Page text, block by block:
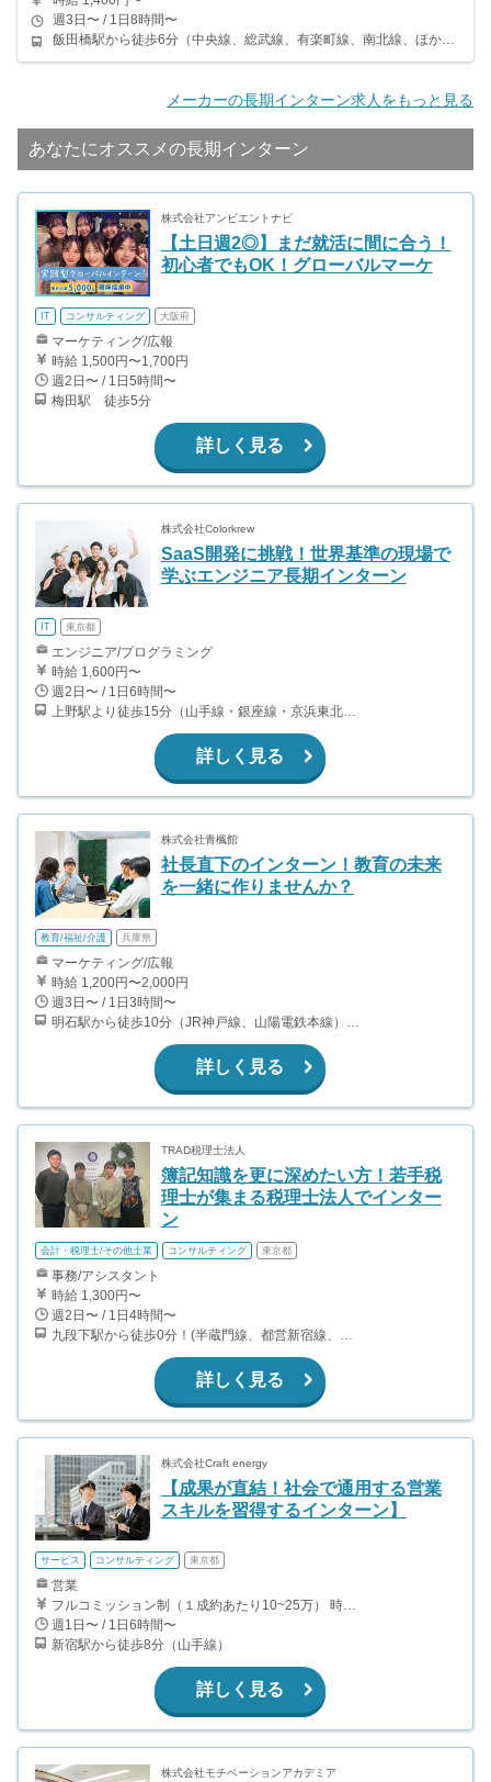
週3日〜 / 1日8時間〜
飯田橋駅から徒歩6分（中央線、総武線、有楽町線、南北線、ほか） 市ケ谷駅から徒歩8分（中央線、総武線、有楽町線、都営新宿線、南北線） 牛込神楽坂駅から徒歩9分（都営大江戸線）
メーカーの長期インターン求人をもっと見る
あなたにオススメの長期インターン
株式会社アンビエントナビ
【土日週2◎】まだ就活に間に合う！
初心者でもOK！グローバルマーケ
IT コンサルティング 大阪府
マーケティング/広報
時給 1,500円〜1,700円
週2日〜 / 1日5時間〜
梅田駅 徒歩5分
詳しく見る
株式会社Colorkrew
SaaS開発に挑戦！世界基準の現場で
学ぶエンジニア長期インターン
IT 東京都
エンジニア/プログラミング
時給 1,600円〜
週2日〜 / 1日6時間〜
上野駅より徒歩15分（山手線・銀座線・京浜東北線ほか） 新御徒町駅より徒歩3分（大江戸線・つくばエクスプレス） 御徒町駅より徒歩15分(山手線・京浜東北線) 浅草橋駅より徒歩15分（総武線・浅草線）
詳しく見る
株式会社青楓館
社長直下のインターン！教育の未来
を一緒に作りませんか？
教育/福祉/介護 兵庫県
マーケティング/広報
時給 1,200円〜2,000円
週3日〜 / 1日3時間〜
詳しく見る
TRAD税理士法人
簿記知識を更に深めたい方！若手税
理士が集まる税理士法人でインター
ン
会計・税理士/その他士業 コンサルティング 東京都
事務/アシスタント
時給 1,300円〜
週2日〜 / 1日4時間〜
詳しく見る
株式会社Craft energy
【成果が直結！社会で通用する営業
スキルを習得するインターン】
サービス コンサルティング 東京都
営業
フルコミッション制（１成約あたり10~25万） 時給換算で（2000円〜2500円）程度が目安となります。 月100万稼ぐ学生多数在籍しています。 ■収入例 〇入社1か月目（早稲田大学2年生） 役職：アポインター 月間1契約×10万円＝10万円 ＋交通費 〇入社3か月目（明治大学2年生） 役職：アポインター 月間2契約×13万円＝26万円 ＋交通費 〇入社6か月目（慶應義塾大学3年生） 役職：アポインター 月間5契約×15万円＝75万円 ＋交通費 〇入社15か月目（東京大学3年生） 役職：クローザー 月間3契約×25万=75万円 ＋交通費 交通費支給あり
週1日〜 / 1日6時間〜
新宿駅から徒歩8分（山手線）
詳しく見る
株式会社モチベーションアカデミア